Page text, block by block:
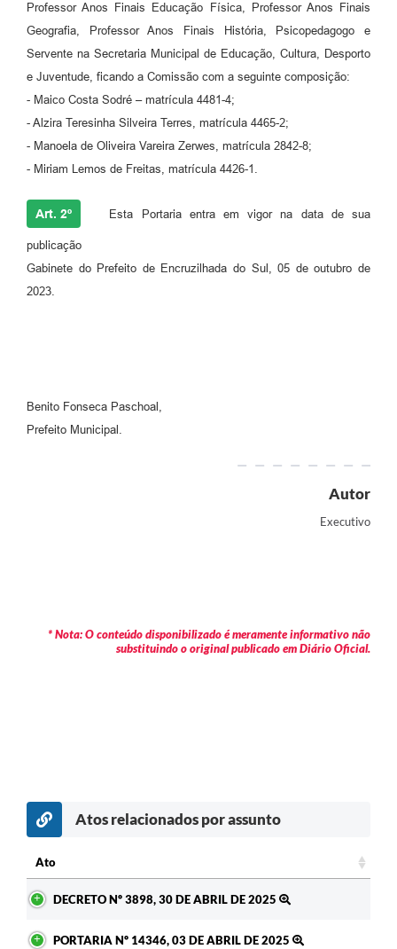
Professor Anos Finais Educação Física, Professor Anos Finais
Geografia, Professor Anos Finais História, Psicopedagogo e
Servente na Secretaria Municipal de Educação, Cultura, Desporto
e Juventude, ficando a Comissão com a seguinte composição:
- Maico Costa Sodré – matrícula 4481-4;
- Alzira Teresinha Silveira Terres, matrícula 4465-2;
- Manoela de Oliveira Vareira Zerwes, matrícula 2842-8;
- Miriam Lemos de Freitas, matrícula 4426-1.
Art. 2º Esta Portaria entra em vigor na data de sua
publicação
Gabinete do Prefeito de Encruzilhada do Sul, 05 de outubro de
2023.
Benito Fonseca Paschoal,
Prefeito Municipal.
Autor
Executivo
* Nota: O conteúdo disponibilizado é meramente informativo não
substituindo o original publicado em Diário Oficial.
Atos relacionados por assunto
Ato
DECRETO Nº 3898, 30 DE ABRIL DE 2025
PORTARIA Nº 14346, 03 DE ABRIL DE 2025